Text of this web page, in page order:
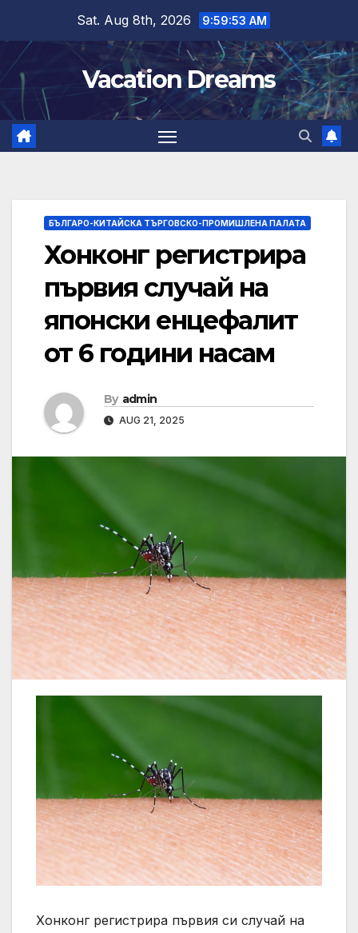
content
Sat. Aug 8th, 2026 9:59:54 AM
Vacation Dreams
БЪЛГАРО-КИТАЙСКА ТЪРГОВСКО-ПРОМИШЛЕНА ПАЛАТА
Хонконг регистрира
първия случай на
японски енцефалит
от 6 години насам
By admin
AUG 21, 2025
Хонконг регистрира първия си случай на